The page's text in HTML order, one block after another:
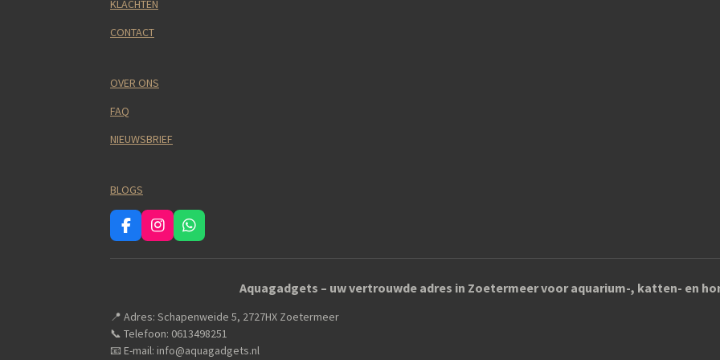
KLACHTEN
CONTACT
OVER ONS
FAQ
NIEUWSBRIEF
BLOGS
F
a
c
o
k
I
n
s
r
a
m
W
h
a
p
p
Aquagadgets – uw vertrouwde adres in Zoetermeer voor aquarium-, katten- en
📍 Adres: Schapenweide 5, 2727HX Zoetermeer
📞 Telefoon: 0613498251
📧 E-mail: info@aquagadgets.nl